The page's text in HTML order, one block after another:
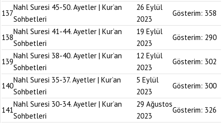
137
Nahl Suresi 45-50. Ayetler | Kur’an
Sohbetleri
26 Eylül
2023
Gösterim: 358
138
Nahl Suresi 41-44. Ayetler | Kur’an
Sohbetleri
19 Eylül
2023
Gösterim: 290
139
Nahl Suresi 38-40. Ayetler | Kur’an
Sohbetleri
12 Eylül
2023
Gösterim: 302
140
Nahl Suresi 35-37. Ayetler | Kur’an
Sohbetleri
5 Eylül
2023
Gösterim: 300
141
Nahl Suresi 30-34. Ayetler | Kur’an
Sohbetleri
29 Ağustos
2023
Gösterim: 326